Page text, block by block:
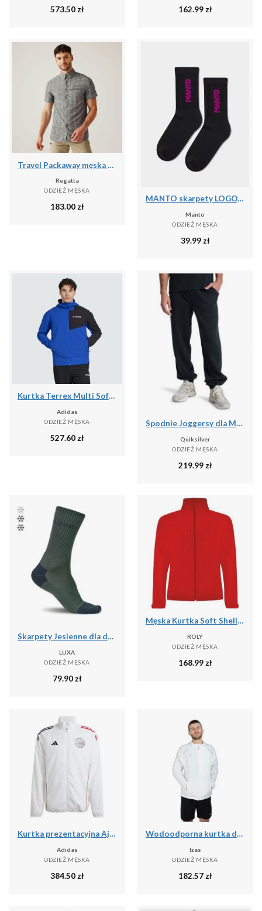
573.50zł 162.99zł
Travel Packaway męska koszula z krótkim rękawem
Regatta
ODZIEŻ MĘSKA
183.00zł
MANTO skarpety LOGOTYPE 25 czarne
Manto
ODZIEŻ MĘSKA
39.99 zł
Kurtka Terrex Multi Softshell
Adidas
ODZIEŻ MĘSKA
527.60 zł
Spodnie Joggersy dla Mężczyzn SALT WATER
Quiksilver
ODZIEŻ MĘSKA
219.99 zł
Skarpety Jesienne dla dorosłych LUXA Finest
LUXA
ODZIEŻ MĘSKA
79.90 zł
Męska Kurtka Soft Shell Rudolph
ROLY
ODZIEŻ MĘSKA
168.99 zł
Kurtka prezentacyjna Ajax Amsterdam 2025/26
Adidas
ODZIEŻ MĘSKA
384.50 zł
Wodoodporna kurtka do biegania Izas Brezel II
Izas
ODZIEŻ MĘSKA
182.57 zł